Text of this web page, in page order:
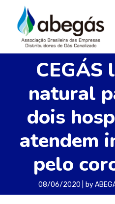
CEGÁS
natural
dois
atendem
pelo
08/06/2020 by